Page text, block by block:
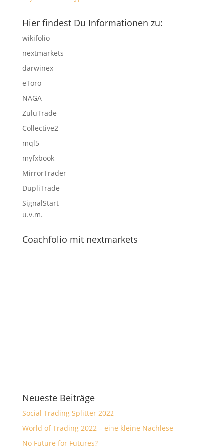
Hier findest Du Informationen zu:
wikifolio
nextmarkets
darwinex
eToro
NAGA
ZuluTrade
Collective2
mql5
myfxbook
MirrorTrader
DupliTrade
SignalStart
u.v.m.
Coachfolio mit nextmarkets
Neueste Beiträge
Social Trading Splitter 2022
World of Trading 2022 – eine kleine Nachlese
No Future for Futures?